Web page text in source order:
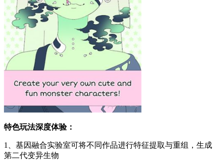
特色玩法深度体验：
1、基因融合实验室可将不同作品进行特征提取与重组，生成
第二代变异生物